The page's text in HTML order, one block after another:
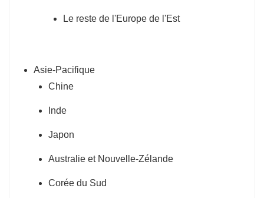
Le reste de l'Europe de l'Est
Asie-Pacifique
Chine
Inde
Japon
Australie et Nouvelle-Zélande
Corée du Sud